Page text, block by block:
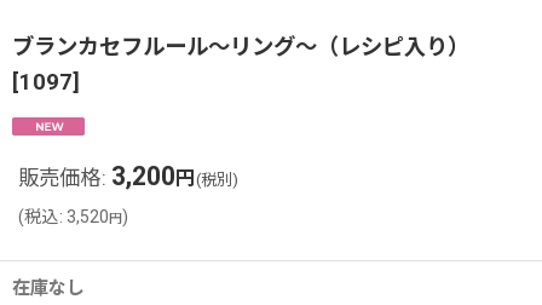
ブランカセフルール〜リング〜（レシピ入り）
[1097]
販売価格: 3,200 円 (税別)
(税込: 3,520 円 )
在庫なし